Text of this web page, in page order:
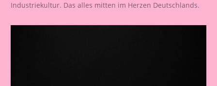
Industriekultur. Das alles mitten im Herzen Deutschlands.